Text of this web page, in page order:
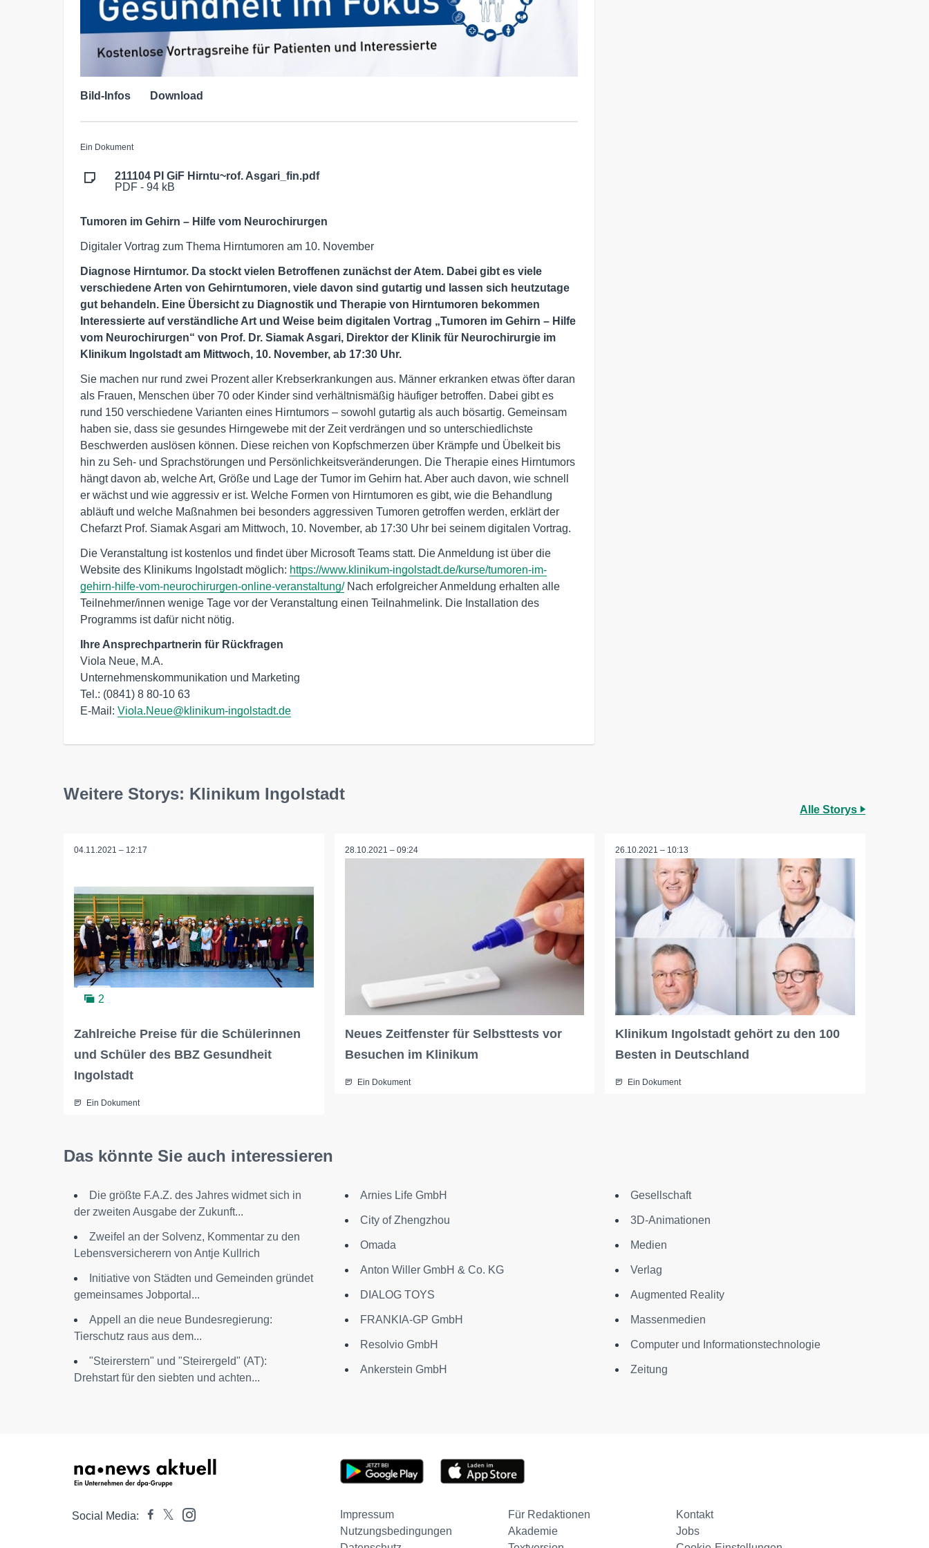
Bild-Infos Download
Ein Dokument
211104 PI GiF Hirntu~rof. Asgari_fin.pdf
PDF - 94 kB
Tumoren im Gehirn – Hilfe vom Neurochirurgen
Digitaler Vortrag zum Thema Hirntumoren am 10. November
Diagnose Hirntumor. Da stockt vielen Betroffenen zunächst der Atem. Dabei gibt es viele
verschiedene Arten von Gehirntumoren, viele davon sind gutartig und lassen sich heutzutage
gut behandeln. Eine Übersicht zu Diagnostik und Therapie von Hirntumoren bekommen
Interessierte auf verständliche Art und Weise beim digitalen Vortrag „Tumoren im Gehirn – Hilfe
vom Neurochirurgen“ von Prof. Dr. Siamak Asgari, Direktor der Klinik für Neurochirurgie im
Klinikum Ingolstadt am Mittwoch, 10. November, ab 17:30 Uhr.
Sie machen nur rund zwei Prozent aller Krebserkrankungen aus. Männer erkranken etwas öfter daran
als Frauen, Menschen über 70 oder Kinder sind verhältnismäßig häufiger betroffen. Dabei gibt es
rund 150 verschiedene Varianten eines Hirntumors – sowohl gutartig als auch bösartig. Gemeinsam
haben sie, dass sie gesundes Hirngewebe mit der Zeit verdrängen und so unterschiedlichste
Beschwerden auslösen können. Diese reichen von Kopfschmerzen über Krämpfe und Übelkeit bis
hin zu Seh- und Sprachstörungen und Persönlichkeitsveränderungen. Die Therapie eines Hirntumors
hängt davon ab, welche Art, Größe und Lage der Tumor im Gehirn hat. Aber auch davon, wie schnell
er wächst und wie aggressiv er ist. Welche Formen von Hirntumoren es gibt, wie die Behandlung
abläuft und welche Maßnahmen bei besonders aggressiven Tumoren getroffen werden, erklärt der
Chefarzt Prof. Siamak Asgari am Mittwoch, 10. November, ab 17:30 Uhr bei seinem digitalen Vortrag.
Die Veranstaltung ist kostenlos und findet über Microsoft Teams statt. Die Anmeldung ist über die
Website des Klinikums Ingolstadt möglich: https://www.klinikum-ingolstadt.de/kurse/tumoren-im-
gehirn-hilfe-vom-neurochirurgen-online-veranstaltung/Nach erfolgreicher Anmeldung erhalten alle
Teilnehmer/innen wenige Tage vor der Veranstaltung einen Teilnahmelink. Die Installation des
Programms ist dafür nicht nötig.
Ihre Ansprechpartnerin für Rückfragen
Viola Neue, M.A.
Unternehmenskommunikation und Marketing
Tel.: (0841) 8 80-10 63
E-Mail: Viola.Neue@klinikum-ingolstadt.de
Weitere Storys: Klinikum Ingolstadt
Alle Storys
04.11.2021 – 12:17
2
Zahlreiche Preise für die Schülerinnen
und Schüler des BBZ Gesundheit
Ingolstadt
Ein Dokument
28.10.2021 – 09:24
Neues Zeitfenster für Selbsttests vor
Besuchen im Klinikum
Ein Dokument
26.10.2021 – 10:13
Klinikum Ingolstadt gehört zu den 100
Besten in Deutschland
Ein Dokument
Das könnte Sie auch interessieren
Die größte F.A.Z. des Jahres widmet sich in
der zweiten Ausgabe der Zukunft...
Zweifel an der Solvenz, Kommentar zu den
Lebensversicherern von Antje Kullrich
Initiative von Städten und Gemeinden gründet
gemeinsames Jobportal...
Appell an die neue Bundesregierung:
Tierschutz raus aus dem...
"Steirerstern" und "Steirergeld" (AT):
Drehstart für den siebten und achten...
Arnies Life GmbH
City of Zhengzhou
Omada
Anton Willer GmbH & Co. KG
DIALOG TOYS
FRANKIA-GP GmbH
Resolvio GmbH
Ankerstein GmbH
Gesellschaft
3D-Animationen
Medien
Verlag
Augmented Reality
Massenmedien
Computer und Informationstechnologie
Zeitung
Social Media: Impressum Für Redaktionen
Kontakt
Nutzungsbedingungen
Akademie
Jobs